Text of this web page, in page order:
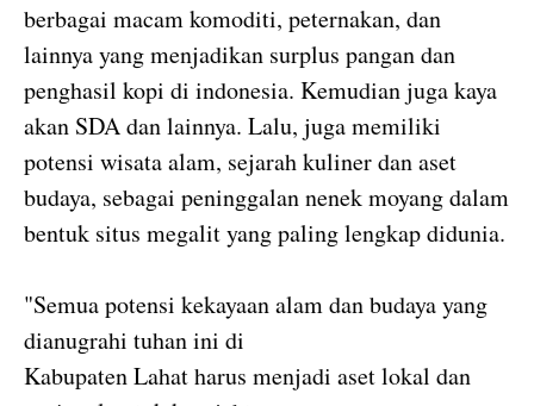
berbagai macam komoditi, peternakan, dan
lainnya yang menjadikan surplus pangan dan
penghasil kopi di indonesia. Kemudian juga kaya
akan SDA dan lainnya. Lalu, juga memiliki
potensi wisata alam, sejarah kuliner dan aset
budaya, sebagai peninggalan nenek moyang dalam
bentuk situs megalit yang paling lengkap didunia.
"Semua potensi kekayaan alam dan budaya yang
dianugrahi tuhan ini di
Kabupaten Lahat harus menjadi aset lokal dan